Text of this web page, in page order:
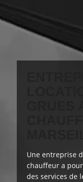
Une entreprise
chauffeur a pour
des services de